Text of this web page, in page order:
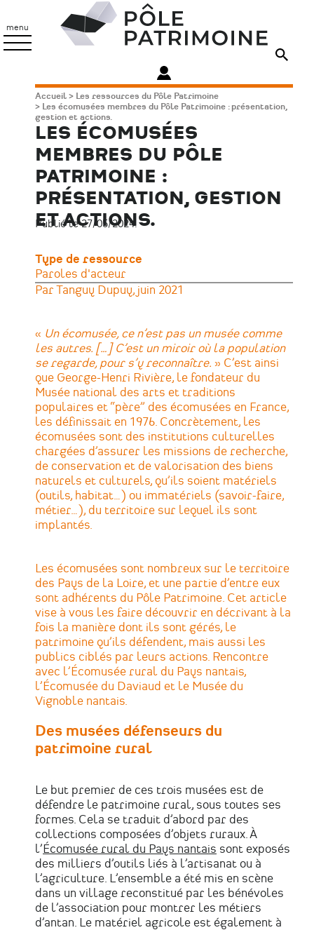
contenu
principal
menu
Patrimoine
Fil
d'Ariane
Accueil
Les ressources du Pôle Patrimoine
Les écomusées membres du Pôle Patrimoine : présentation,
gestion et actions.
LES ÉCOMUSÉES
MEMBRES DU PÔLE
PATRIMOINE :
PRÉSENTATION, GESTION
ET ACTIONS.
Publié le 27/05/2024.
Type de ressource
Paroles d'acteur
Par Tanguy Dupuy, juin 2021
« Un écomusée, ce n’est pas un musée comme
les autres. […] C’est un miroir où la population
se regarde, pour s’y reconnaître. » C’est ainsi
que George-Henri Rivière, le fondateur du
Musée national des arts et traditions
populaires et “père” des écomusées en France,
les définissait en 1976. Concrètement, les
écomusées sont des institutions culturelles
chargées d’assurer les missions de recherche,
de conservation et de valorisation des biens
naturels et culturels, qu’ils soient matériels
(outils, habitat…) ou immatériels (savoir-faire,
métier…), du territoire sur lequel ils sont
implantés.
Les écomusées sont nombreux sur le territoire
des Pays de la Loire, et une partie d’entre eux
sont adhérents du Pôle Patrimoine. Cet article
vise à vous les faire découvrir en décrivant à la
fois la manière dont ils sont gérés, le
patrimoine qu’ils défendent, mais aussi les
publics ciblés par leurs actions. Rencontre
avec l’Écomusée rural du Pays nantais,
l’Écomusée du Daviaud et le Musée du
Vignoble nantais.
Des musées défenseurs du
patrimoine rural
Le but premier de ces trois musées est de
défendre le patrimoine rural, sous toutes ses
formes. Cela se traduit d’abord par des
collections composées d’objets ruraux. À
l’ Écomusée rural du Pays nantais sont exposés
des milliers d’outils liés à l’artisanat ou à
l’agriculture. L’ensemble a été mis en scène
dans un village reconstitué par les bénévoles
de l’association pour montrer les métiers
d’antan. Le matériel agricole est également à